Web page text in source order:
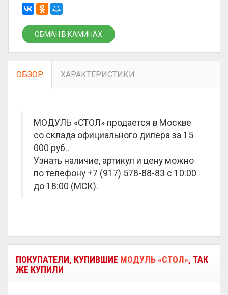
ОБМАН В КАМИНАХ
ОБЗОР ХАРАКТЕРИСТИКИ
МОДУЛЬ «СТОЛ» продается в Москве
со склада официального дилера за 15
000 руб..
Узнать наличие, артикул и цену можно
по телефону +7 (917) 578-88-83 с 10:00
до 18:00 (МСК).
ПОКУПАТЕЛИ, КУПИВШИЕ МОДУЛЬ «СТОЛ», ТАК
ЖЕ КУПИЛИ